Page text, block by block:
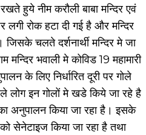
हुये नीम करौली बाबा मन्दिर एवं
रोक हटा दी गई है और मन्दिर
चलते दर्शनार्थी मन्दिर मे जा
मन्दिर भवाली मे कोविड 19 महामारी
के लिए निर्धारित दूरी पर गोले
लोग इन गोलों मे खडे किये जा रहे है
अनुपालन किया जा रहा है। इसके
सेनेटाइज किया जा रहा है तथा